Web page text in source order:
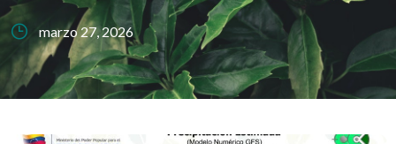
marzo 27, 2026